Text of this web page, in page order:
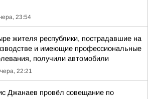
23:54
жителя республики, пострадавшие на
и имеющие профессиональные
получили автомобили
22:21
Джанаев провёл совещание по